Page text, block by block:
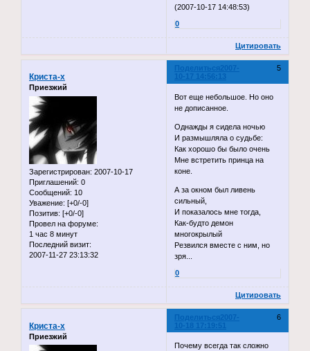
(2007-10-17 14:48:53)
0
Цитировать
Поделиться 5
2007-
10-17 14:56:13
Криста-x
Приезжий
Зарегистрирован: 2007-10-17
Приглашений: 0
Сообщений: 10
Уважение: [+0/-0]
Позитив: [+0/-0]
Провел на форуме:
1 час 8 минут
Последний визит:
2007-11-27 23:13:32
Вот еще небольшое. Но оно
не дописанное.
Однажды я сидела ночью
И размышляла о судьбе:
Как хорошо бы было очень
Мне встретить принца на
коне.
А за окном был ливень
сильный,
И показалось мне тогда,
Как-будто демон
многокрылый
Резвился вместе с ним, но
зря...
0
Цитировать
Поделиться 6
2007-
10-18 17:19:51
Криста-x
Приезжий
Почему всегда так сложно